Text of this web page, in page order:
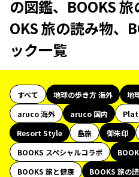
の図鑑、BOOKS
OKS 旅の読み物、
ック一覧
すべて 地球の歩き方 海外
地
aruco 海外
aruco 国内 Plat
Resort Style
島旅 御朱印
BOOKS スペシャルコラボ
BOOKS 旅と健康
BOOKS 旅の